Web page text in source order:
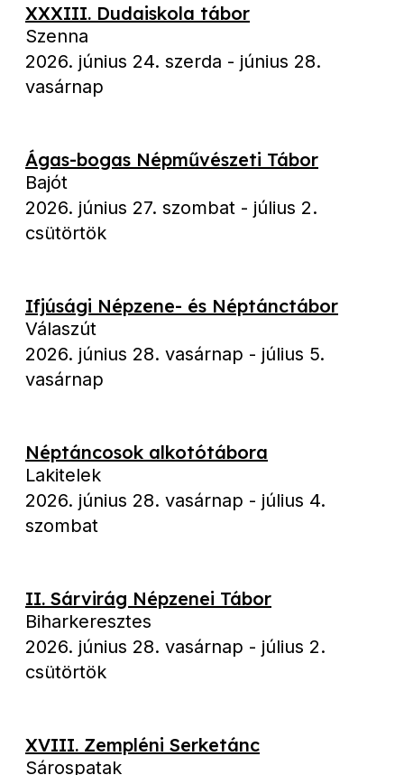
XXXIII. Dudaiskola tábor
Szenna
2026. június 24. szerda - június 28.
vasárnap
Ágas-bogas Népművészeti Tábor
Bajót
2026. június 27. szombat - július 2.
csütörtök
Ifjúsági Népzene- és Néptánctábor
Válaszút
2026. június 28. vasárnap - július 5.
vasárnap
Néptáncosok alkotótábora
Lakitelek
2026. június 28. vasárnap - július 4.
szombat
II. Sárvirág Népzenei Tábor
Biharkeresztes
2026. június 28. vasárnap - július 2.
csütörtök
XVIII. Zempléni Serketánc
Sárospatak